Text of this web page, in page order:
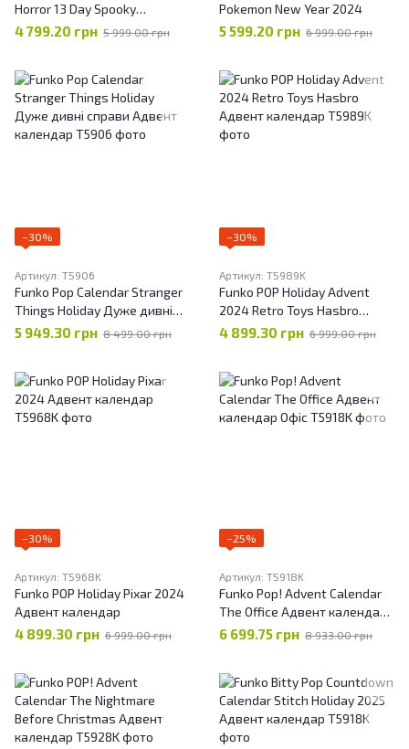
Horror 13 Day Spooky
Countdown 2023
4 799.20 грн 5 999.00 грн
Pokemon New Year 2024
5 599.20 грн 6 999.00 грн
−30%
Артикул: T5906
Funko Pop Calendar Stranger
Things Holiday Дуже дивні
справи Адвент календар
5 949.30 грн 8 499.00 грн
−30%
Артикул: T5989K
Funko POP Holiday Advent
2024 Retro Toys Hasbro
Адвент календар
4 899.30 грн 6 999.00 грн
−30%
Артикул: T5968K
Funko POP Holiday Pixar 2024
Адвент календар
4 899.30 грн 6 999.00 грн
−25%
Артикул: T5918K
Funko Pop! Advent Calendar
The Office Адвент календар
Офіс
6 699.75 грн 8 933.00 грн